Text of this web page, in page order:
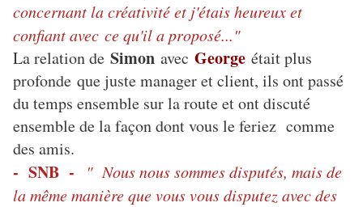
concernant la créativité et j'étais heureux et
confiant avec ce qu'il a proposé..."
La relation de Simon avec George était plus
profonde que juste manager et client, ils ont passé
du temps ensemble sur la route et ont discuté
ensemble de la façon dont vous le feriez comme
des amis.
- SNB -
" Nous nous sommes disputés, mais de
la même manière que vous vous disputez avec des